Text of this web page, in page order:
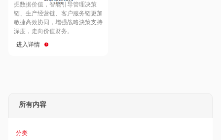
Hong Kong
掘数据价值，智能引导管理决策
链、生产经营链、客户服务链更加
敏捷高效协同，增强战略決策支持
深度，走向价值财务。
进入详情
所有内容
分类